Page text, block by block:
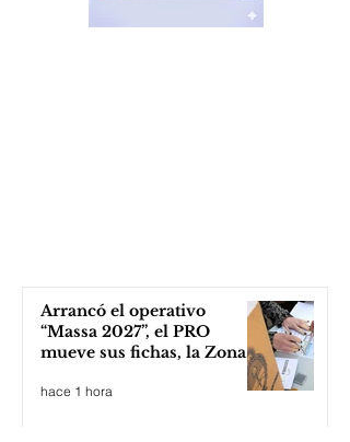
Arrancó el operativo
“Massa 2027”, el PRO
mueve sus fichas, la Zona
Norte acusa recibo y Karina
Milei se inquieta
hace 1 hora